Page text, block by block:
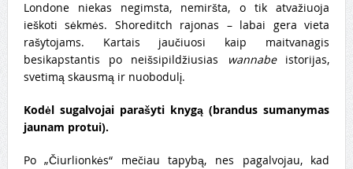
Londone niekas negimsta, nemiršta, o tik atvažiuoja
ieškoti sėkmės. Shoreditch rajonas – labai gera vieta
rašytojams. Kartais jaučiuosi kaip maitvanagis
besikapstantis po neišsipildžiusias
wannabeistorijas,
svetimą skausmą ir nuobodulį.
Kodėl sugalvojai parašyti knygą (brandus sumanymas
jaunam protui).
Po „Čiurlionkės“ mečiau tapybą, nes pagalvojau, kad